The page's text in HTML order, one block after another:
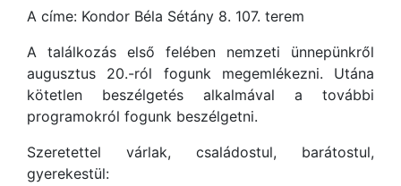
A címe: Kondor Béla Sétány 8. 107. terem
A találkozás első felében nemzeti ünnepünkről
augusztus 20.-ról fogunk megemlékezni. Utána
kötetlen beszélgetés alkalmával a további
programokról fogunk beszélgetni.
Szeretettel várlak, családostul, barátostul,
gyerekestül: